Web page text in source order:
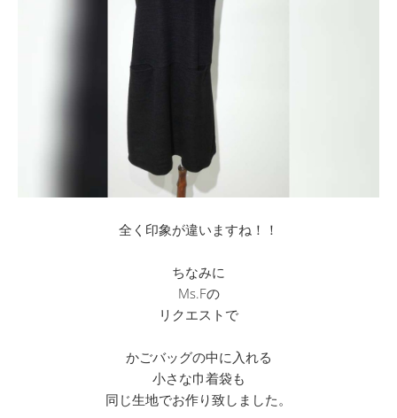
全く印象が違いますね！！
ちなみに
Ms.Fの
リクエストで
かごバッグの中に入れる
小さな巾着袋も
同じ生地でお作り致しました。